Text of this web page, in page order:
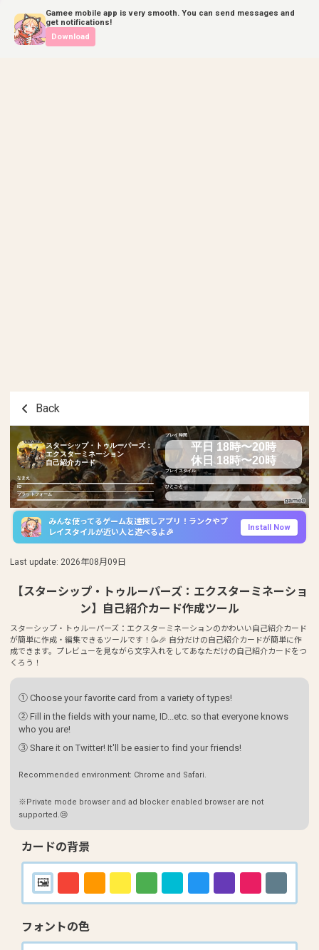
Gamee mobile app is very smooth. You can send messages and
get notifications!
Download
Back
スターシップ・トゥルーパーズ：
エクスターミネーション
自己紹介カード
なまえ
ID
プラットフォーム
プレイ時間
平日 18時〜20時
休日 18時〜20時
プレイスタイル
ひとこと
みんな使ってるゲーム友達探しアプリ！ランクやプ
レイスタイルが近い人と遊べるよ🎉
Install Now
Last update: 2026年08月09日
【スターシップ・トゥルーパーズ：エクスターミネーショ
ン】自己紹介カード作成ツール
スターシップ・トゥルーパーズ：エクスターミネーションのかわいい自己紹介カード
が簡単に作成・編集できるツールです！🥳🎉 自分だけの自己紹介カードが簡単に作
成できます。プレビューを見ながら文字入れをしてあなただけの自己紹介カードをつ
くろう！
① Choose your favorite card from a variety of types!
② Fill in the fields with your name, ID...etc. so that everyone knows
who you are!
③ Share it on Twitter! It'll be easier to find your friends!
Recommended environment: Chrome and Safari.
※Private mode browser and ad blocker enabled browser are not
supported.😢
カードの背景
フォントの色